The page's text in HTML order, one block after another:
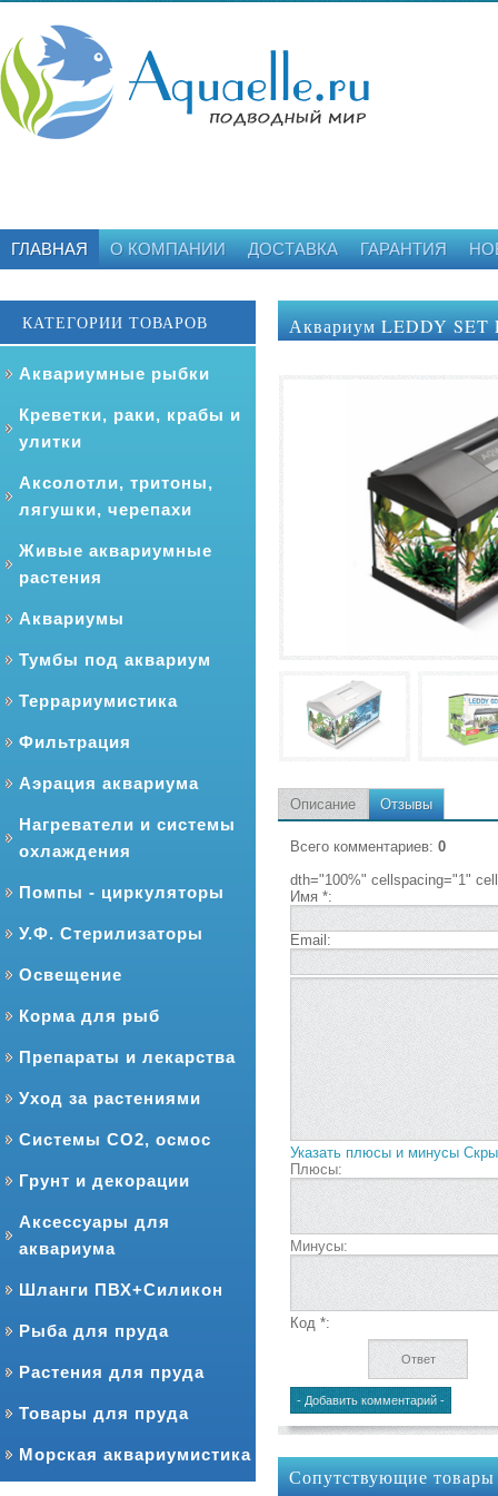
ГЛАВНАЯ О КОМПАНИИ ДОСТАВКА ГАРАНТИЯ
КАТЕГОРИИ ТОВАРОВ
Аквариумные рыбки
Креветки, раки, крабы и
улитки
Аксолотли, тритоны,
лягушки, черепахи
Живые аквариумные
растения
Аквариумы
Тумбы под аквариум
Террариумистика
Фильтрация
Аэрация аквариума
Нагреватели и системы
охлаждения
Помпы - циркуляторы
У.Ф. Стерилизаторы
Освещение
Корма для рыб
Препараты и лекарства
Уход за растениями
Системы CO2, осмос
Грунт и декорации
Аксессуары для
аквариума
Шланги ПВХ+Силикон
Рыба для пруда
Растения для пруда
Товары для пруда
Морская аквариумистика
Аквариум LEDDY
Описание Отзывы
Всего комментариев: 0
dth="100%" cellspacing="1"
Имя *:
Email:
Указать плюсы и минусы
Плюсы:
Минусы:
Код *:
Сопутствующие товары